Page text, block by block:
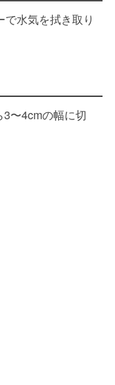
水気を拭き取り
〜4cmの幅に切